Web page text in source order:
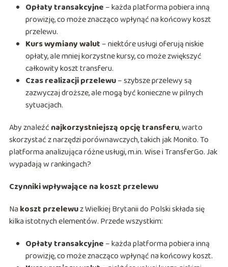
Opłaty transakcyjne – każda platforma pobiera inną
prowizję, co może znacząco wpłynąć na końcowy koszt
przelewu.
Kurs wymiany walut – niektóre usługi oferują niskie
opłaty, ale mniej korzystne kursy, co może zwiększyć
całkowity koszt transferu.
Czas realizacji przelewu– szybsze przelewy są
zazwyczaj droższe, ale mogą być konieczne w pilnych
sytuacjach.
Aby znaleźć najkorzystniejszą opcję transferu, warto
skorzystać z narzędzi porównawczych, takich jak Monito. To
platforma analizująca różne usługi, m.in. Wise i TransferGo. Jak
wypadają w rankingach?
Czynniki wpływające na koszt przelewu
Na koszt przelewuz Wielkiej Brytanii do Polski składa się
kilka istotnych elementów. Przede wszystkim:
Opłaty transakcyjne – każda platforma pobiera inną
prowizję, co może znacząco wpłynąć na końcowy koszt.